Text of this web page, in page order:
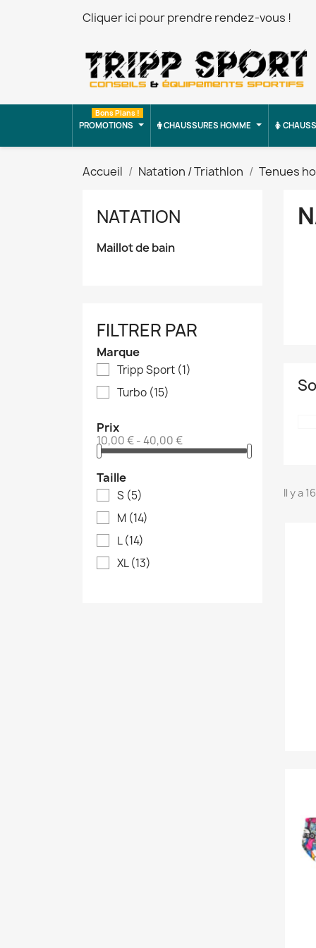
Cliquer ici pour prendre rendez-vous !
PROMOTIONS
Bons Plans !
CHAUSSURES HOMME
Accueil Natation / Triathlon Tenues
NATATION
Maillot de bain
FILTRER PAR
Marque
Tripp Sport (1)
Turbo (15)
Prix
10,00 € - 40,00 €
Taille
S (5)
M (14)
L(14)
XL(13)
Il y a